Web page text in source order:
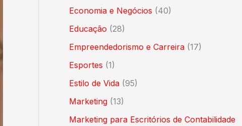
Economia e Negócios (40)
Educação (28)
Empreendedorismo e Carreira(17)
Esportes (1)
Estilo de Vida(95)
Marketing(13)
Marketing para Escritórios de Contabilidade